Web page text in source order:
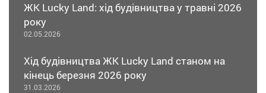
ЖК Lucky Land: хід будівництва у травні 2026
року
02.05.2026
Хід будівництва ЖК Lucky Land станом на
кінець березня 2026 року
31.03.2026